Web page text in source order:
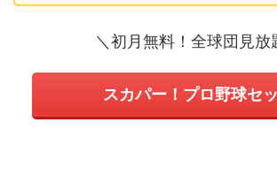
＼初月無料！全球団見放
スカパー！プロ野球セ